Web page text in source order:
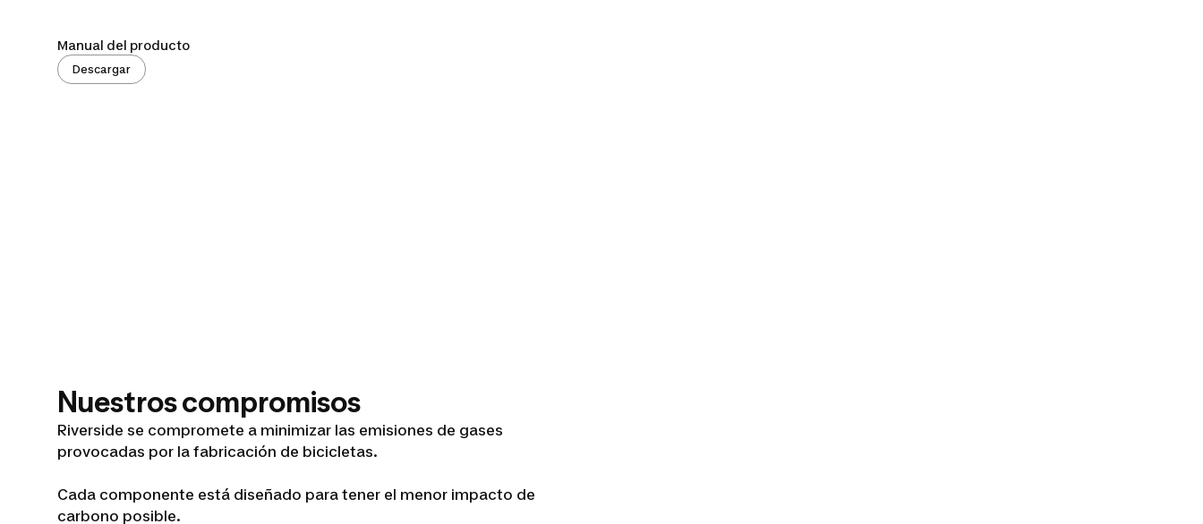
Manual del producto
Descargar
Nuestros compromisos
Riverside se compromete a minimizar las emisiones de gases
provocadas por la fabricación de bicicletas.
Cada componente está diseñado para tener el menor impacto de
carbono posible.